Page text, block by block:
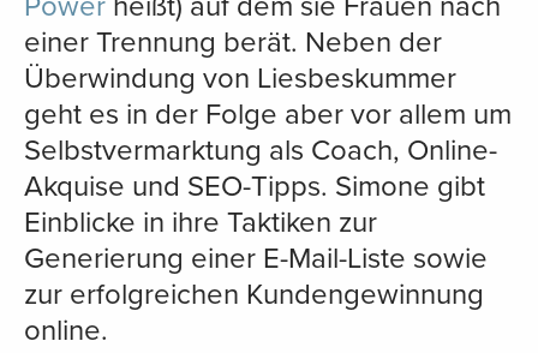
einer Trennung berät. Neben der
Überwindung von Liesbeskummer
geht es in der Folge aber vor allem um
Selbstvermarktung als Coach, Online-
Akquise und SEO-Tipps. Simone gibt
Einblicke in ihre Taktiken zur
Generierung einer E-Mail-Liste sowie
zur erfolgreichen Kundengewinnung
online.